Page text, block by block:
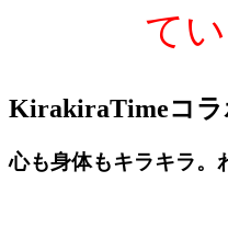
てい
KirakiraTimeコラ
心も身体もキラキラ。